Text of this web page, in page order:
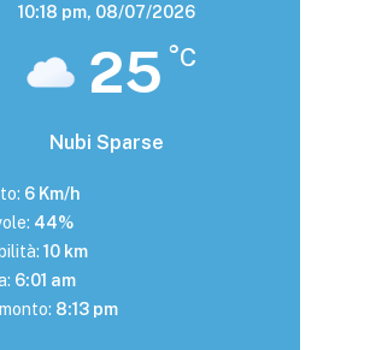
10:18 pm, 08/07/2026
25 °C
Nubi Sparse
6 Km/h
44%
10 km
6:01 am
8:13 pm